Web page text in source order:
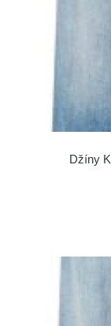
Džíny